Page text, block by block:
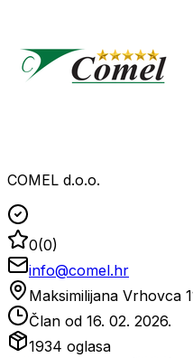
COMEL d.o.o.
0(0)
info@comel.hr
Maksimilijana Vrhovca
Član od 16. 02. 2026.
1934 oglasa